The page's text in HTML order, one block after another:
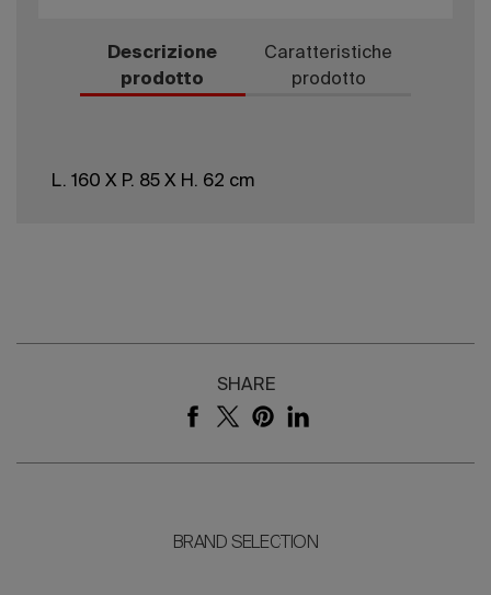
Descrizione
prodotto
Caratteristiche
prodotto
L. 160 X P. 85 X H. 62 cm
SHARE
BRAND SELECTION